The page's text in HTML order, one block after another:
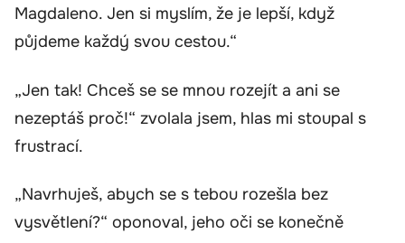
Magdaleno. Jen si myslím, že je lepší, když
půjdeme každý svou cestou.“
„Jen tak! Chceš se se mnou rozejít a ani se
nezeptáš proč!“ zvolala jsem, hlas mi stoupal s
frustrací.
„Navrhuješ, abych se s tebou rozešla bez
vysvětlení?“ oponoval, jeho oči se konečně